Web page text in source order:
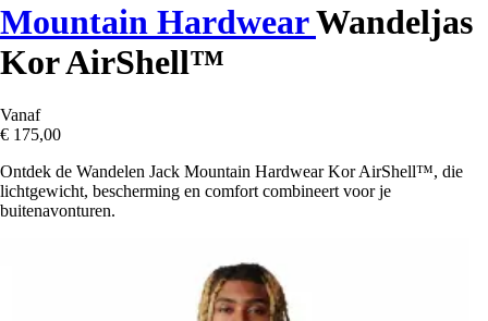
Mountain HardwearWandeljas
Kor AirShell™
Vanaf
€ 175,00
Ontdek de Wandelen Jack Mountain Hardwear Kor AirShell™, die
lichtgewicht, bescherming en comfort combineert voor je
buitenavonturen.